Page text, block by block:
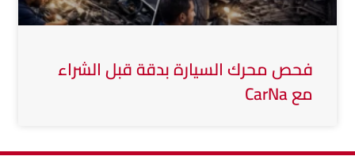
فحص محرك السيارة بدقة قبل الشراء
مع CarNa